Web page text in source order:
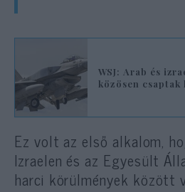
WSJ: Arab és
közösen csaptak
Ez volt az első alkalom,
Izraelen és az Egyesült
harci körülmények között